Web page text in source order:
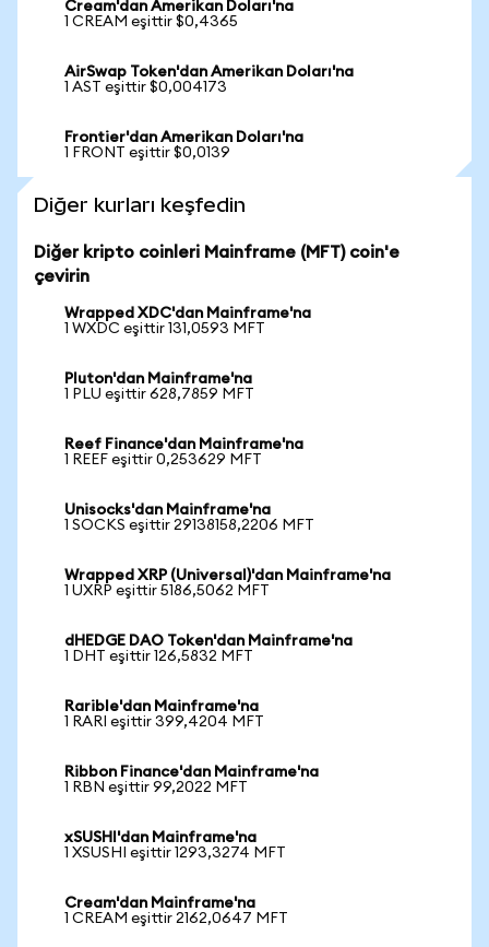
Cream'dan Amerikan Doları'na
1 CREAM eşittir $0,4365
AirSwap Token'dan Amerikan Doları'na
1 AST eşittir $0,004173
Frontier'dan Amerikan Doları'na
1 FRONT eşittir $0,0139
Diğer kurları keşfedin
Diğer kripto coinleri Mainframe (MFT) coin'e
çevirin
Wrapped XDC'dan Mainframe'na
1 WXDC eşittir 131,0593 MFT
Pluton'dan Mainframe'na
1 PLU eşittir 628,7859 MFT
Reef Finance'dan Mainframe'na
1 REEF eşittir 0,253629 MFT
Unisocks'dan Mainframe'na
1 SOCKS eşittir 29138158,2206 MFT
Wrapped XRP (Universal)'dan Mainframe'na
1 UXRP eşittir 5186,5062 MFT
dHEDGE DAO Token'dan Mainframe'na
1 DHT eşittir 126,5832 MFT
Rarible'dan Mainframe'na
1 RARI eşittir 399,4204 MFT
Ribbon Finance'dan Mainframe'na
1 RBN eşittir 99,2022 MFT
xSUSHI'dan Mainframe'na
1 XSUSHI eşittir 1293,3274 MFT
Cream'dan Mainframe'na
1 CREAM eşittir 2162,0647 MFT